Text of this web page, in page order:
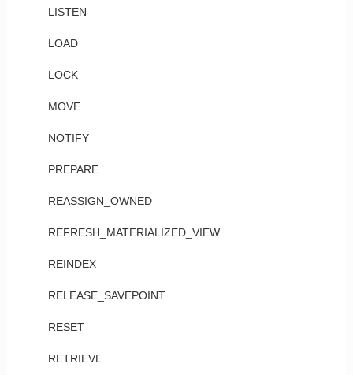
LISTEN
LOAD
LOCK
MOVE
NOTIFY
PREPARE
REASSIGN_OWNED
REFRESH_MATERIALIZED_VIEW
REINDEX
RELEASE_SAVEPOINT
RESET
RETRIEVE